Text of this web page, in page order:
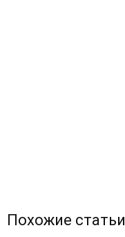
Похожие статьи